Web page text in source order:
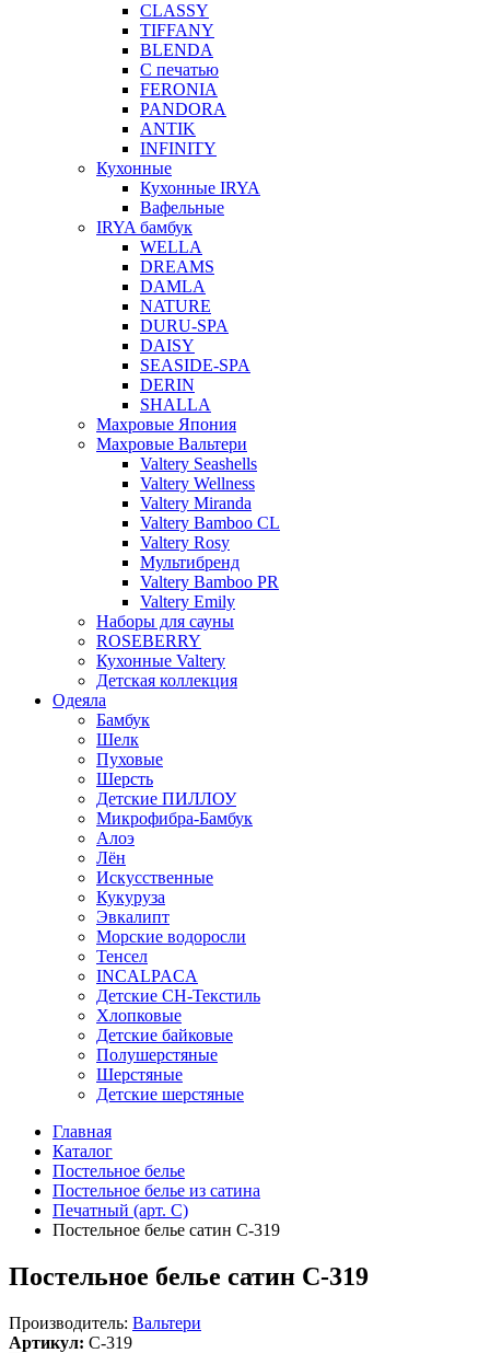
CLASSY
TIFFANY
BLENDA
С печатью
FERONIA
PANDORA
ANTIK
INFINITY
Кухонные
Кухонные IRYA
Вафельные
IRYA бамбук
WELLA
DREAMS
DAMLA
NATURE
DURU-SPA
DAISY
SEASIDE-SPA
DERIN
SHALLA
Махровые Япония
Махровые Вальтери
Valtery Seashells
Valtery Wellness
Valtery Miranda
Valtery Bamboo CL
Valtery Rosy
Мультибренд
Valtery Bamboo PR
Valtery Emily
Наборы для сауны
ROSEBERRY
Кухонные Valtery
Детская коллекция
Одеяла
Бамбук
Шелк
Пуховые
Шерсть
Детские ПИЛЛОУ
Микрофибра-Бамбук
Алоэ
Лён
Искусственные
Кукуруза
Эвкалипт
Морские водоросли
Тенсел
INCALPACA
Детские СН-Текстиль
Хлопковые
Детские байковые
Полушерстяные
Шерстяные
Детские шерстяные
Главная
Каталог
Постельное белье
Постельное белье из сатина
Печатный (арт. С)
Постельное белье сатин С-319
Постельное белье сатин С-319
Производитель: Вальтери
Артикул: C-319